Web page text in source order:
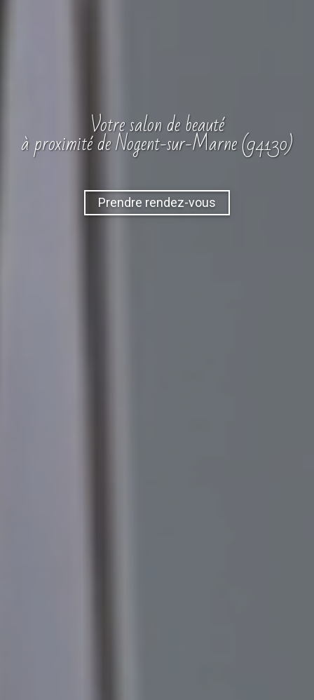
Votresalonde beauté
à proximité de Nogent-sur-Marne (94130)
Prendre rendez-vous